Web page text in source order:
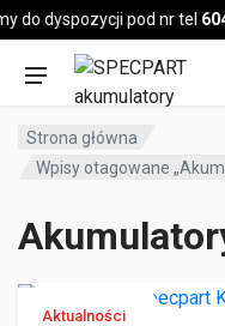
do dyspozycji pod nr tel604
Pojazd
Strona główna
Wpisy otagowane
Aktualności